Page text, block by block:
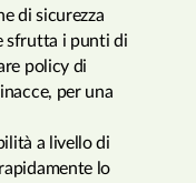
di sicurezza
sfrutta i punti di
policy di
per una
a livello di
lo